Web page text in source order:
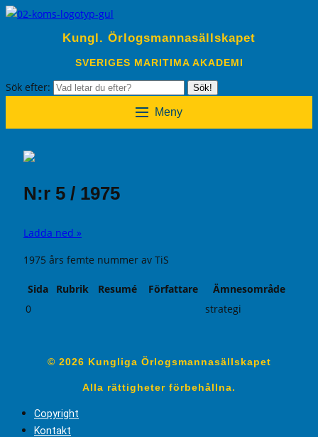
Kungl. Örlogsmannasällskapet
SVERIGES MARITIMA AKADEMI
Sök efter: Sök!
Meny
N:r 5 / 1975
Ladda ned »
1975 års femte nummer av TiS
Sida Rubrik Resumé Författare
Ämnesområde
0
strategi
© 2026 Kungliga Örlogsmannasällskapet
Alla rättigheter förbehållna.
Copyright
Kontakt